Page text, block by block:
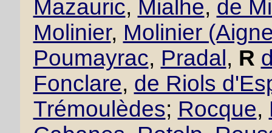
Mazauric, Mialhe, de
Molinier, Molinier
Poumayrac, Pradal , R
Fonclare, de Riols
Trémoulèdes; Rocque,